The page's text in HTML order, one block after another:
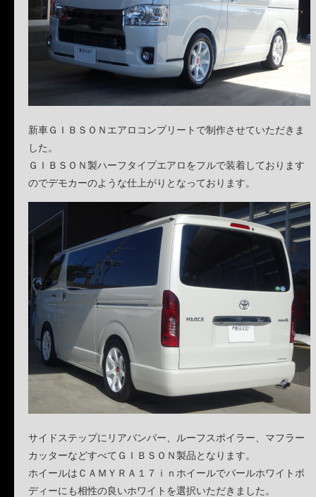
新車ＧＩＢＳＯＮエアロコンプリートで制作させていただきま
した。
ＧＩＢＳＯＮ製ハーフタイプエアロをフルで装着しております
のでデモカーのような仕上がりとなっております。
サイドステップにリアバンパー、ルーフスポイラー、マフラー
カッターなどすべてＧＩＢＳＯＮ製品となります。
ホイールはＣＡＭＹＲＡ１７ｉｎホイールでパールホワイトボ
ディーにも相性の良いホワイトを選択いただきました。